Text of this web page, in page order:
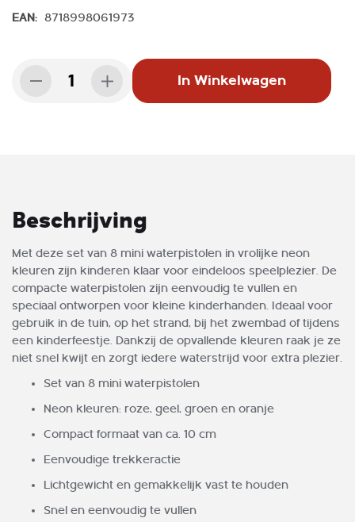
EAN: 8718998061973
In Winkelwagen
Beschrijving
Met deze set van 8 mini waterpistolen in vrolijke neon
kleuren zijn kinderen klaar voor eindeloos speelplezier. De
compacte waterpistolen zijn eenvoudig te vullen en
speciaal ontworpen voor kleine kinderhanden. Ideaal voor
gebruik in de tuin, op het strand, bij het zwembad of tijdens
een kinderfeestje. Dankzij de opvallende kleuren raak je ze
niet snel kwijt en zorgt iedere waterstrijd voor extra plezier.
Set van 8 mini waterpistolen
Neon kleuren: roze, geel, groen en oranje
Compact formaat van ca. 10 cm
Eenvoudige trekkeractie
Lichtgewicht en gemakkelijk vast te houden
Snel en eenvoudig te vullen